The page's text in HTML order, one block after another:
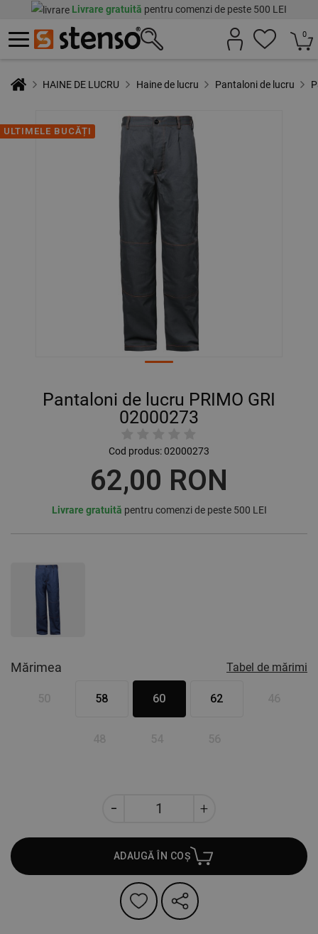
Livrare gratuită pentru comenzi de peste 500 LEI
0
HAINE DE LUCRU Haine de lucru Pantaloni de lucru
ULTIMELE BUCĂȚI
Pantaloni de lucru PRIMO GRI
02000273
Cod produs:02000273
62,00 RON
Livrare gratuită pentru comenzi de peste 500 LEI
Mărimea Tabel de mărimi
58 60 62
ADAUGĂ ÎN COȘ